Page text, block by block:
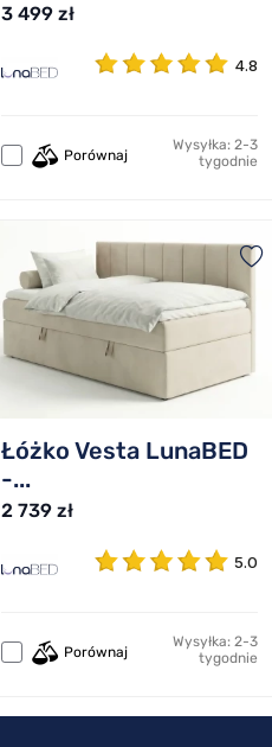
3 499 zł
4.8
Porównaj
Wysyłka: 2-3
tygodnie
Łóżko Vesta LunaBED
-...
2 739 zł
5.0
Porównaj
Wysyłka: 2-3
tygodnie